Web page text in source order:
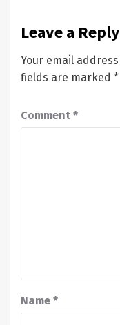
Leave a Reply
Your email
fields are marked *
Comment *
Name *